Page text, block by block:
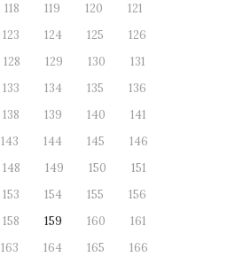
118 119 120
121
123 124 125
126
128 129 130
131
133 134 135
136
138 139 140
141
143 144 145
146
148 149 150
151
153 154 155
156
158 159 160
161
163 164 165
166